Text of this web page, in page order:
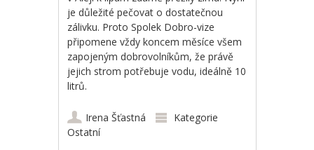
je důležité pečovat o dostatečnou
zálivku. Proto Spolek Dobro-vize
připomene vždy koncem měsíce všem
zapojeným dobrovolníkům, že právě
jejich strom potřebuje vodu, ideálně 10
litrů.
Irena Šťastná
Kategorie
Ostatní